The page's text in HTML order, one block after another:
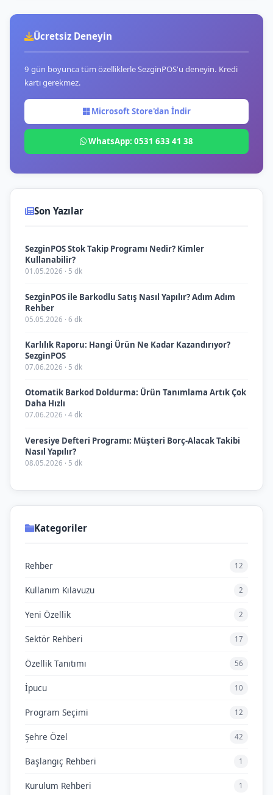
Ücretsiz Deneyin
9 gün boyunca tüm özelliklerle SezginPOS'u deneyin. Kredi
kartı gerekmez.
Microsoft Store'dan İndir
WhatsApp: 0531 633 41 38
Son Yazılar
SezginPOS Stok Takip Programı Nedir? Kimler
Kullanabilir?
01.05.2026 · 5 dk
SezginPOS ile Barkodlu Satış Nasıl Yapılır? Adım Adım
Rehber
05.05.2026 · 6 dk
Karlılık Raporu: Hangi Ürün Ne Kadar Kazandırıyor?
SezginPOS
07.06.2026 · 5 dk
Otomatik Barkod Doldurma: Ürün Tanımlama Artık Çok
Daha Hızlı
07.06.2026 · 4 dk
Veresiye Defteri Programı: Müşteri Borç-Alacak Takibi
Nasıl Yapılır?
08.05.2026 · 5 dk
Kategoriler
Rehber 12
Kullanım Kılavuzu 2
Yeni Özellik 2
Sektör Rehberi 17
Özellik Tanıtımı 56
İpucu 10
Program Seçimi 12
Şehre Özel 42
Başlangıç Rehberi 1
Kurulum Rehberi 1